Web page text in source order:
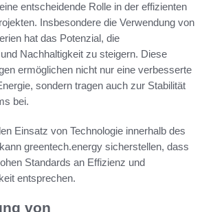
entscheidende Rolle in der effizienten
Insbesondere die Verwendung von
hat das Potenzial, die
Nachhaltigkeit zu steigern. Diese
ermöglichen nicht nur eine verbesserte
sondern tragen auch zur Stabilität
bei.
Einsatz von Technologie innerhalb des
greentech.energy sicherstellen, dass
Standards an Effizienz und
entsprechen.
von